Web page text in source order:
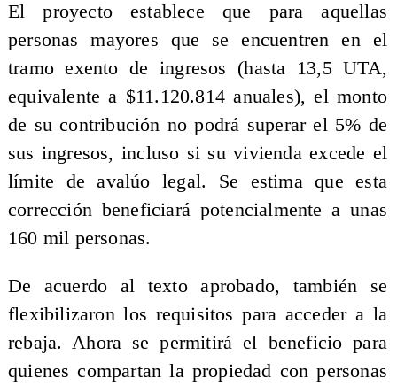
El proyecto establece que para aquellas
personas mayores que se encuentren en el
tramo exento de ingresos (hasta 13,5 UTA,
equivalente a $11.120.814 anuales), el monto
de su contribución no podrá superar el 5% de
sus ingresos, incluso si su vivienda excede el
límite de avalúo legal. Se estima que esta
corrección beneficiará potencialmente a unas
160 mil personas.
De acuerdo al texto aprobado, también se
flexibilizaron los requisitos para acceder a la
rebaja. Ahora se permitirá el beneficio para
quienes compartan la propiedad con personas